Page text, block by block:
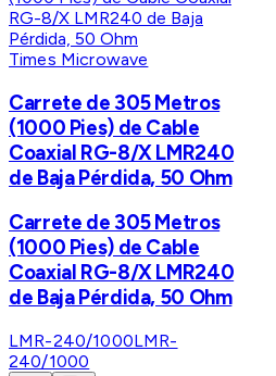
Times Microwave
Carrete de 305 Metros
(1000 Pies) de Cable
Coaxial RG-8/X LMR240
de Baja Pérdida, 50 Ohm
Carrete de 305 Metros
(1000 Pies) de Cable
Coaxial RG-8/X LMR240
de Baja Pérdida, 50 Ohm
LMR-240/1000LMR-
240/1000